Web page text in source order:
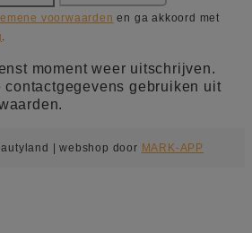
voorwaarden en ga akkoord met
.
moment weer uitschrijven.
contactgegevens gebruiken uit
| webshop door MARK-APP